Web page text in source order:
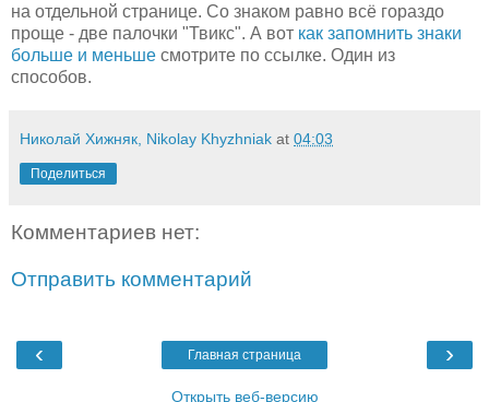
на отдельной странице. Со знаком равно всё гораздо
проще - две палочки "Твикс". А вот как запомнить знаки
больше и меньше смотрите по ссылке. Один из
способов.
Николай Хижняк, Nikolay Khyzhniak at 04:03
Поделиться
Комментариев нет:
Отправить комментарий
‹ ›
Главная страница
Открыть веб-версию